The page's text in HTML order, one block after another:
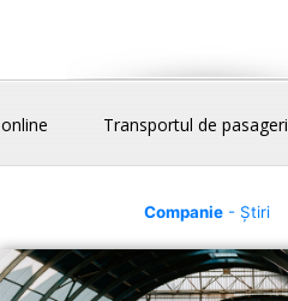
Transportul de pasageri
Companie- Știri